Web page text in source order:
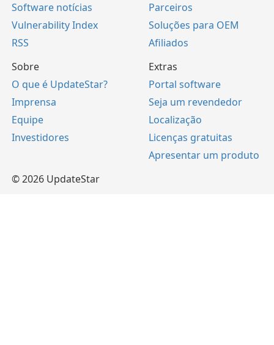
Software notícias
Vulnerability Index
RSS
Parceiros
Soluções para OEM
Afiliados
Sobre
O que é UpdateStar?
Imprensa
Equipe
Investidores
Extras
Portal software
Seja um revendedor
Localização
Licenças gratuitas
Apresentar um produto
© 2026 UpdateStar